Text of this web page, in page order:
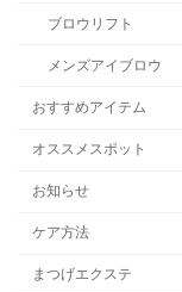
ブロウリフト
メンズアイブロウ
おすすめアイテム
オススメスポット
お知らせ
ケア方法
まつげエクステ